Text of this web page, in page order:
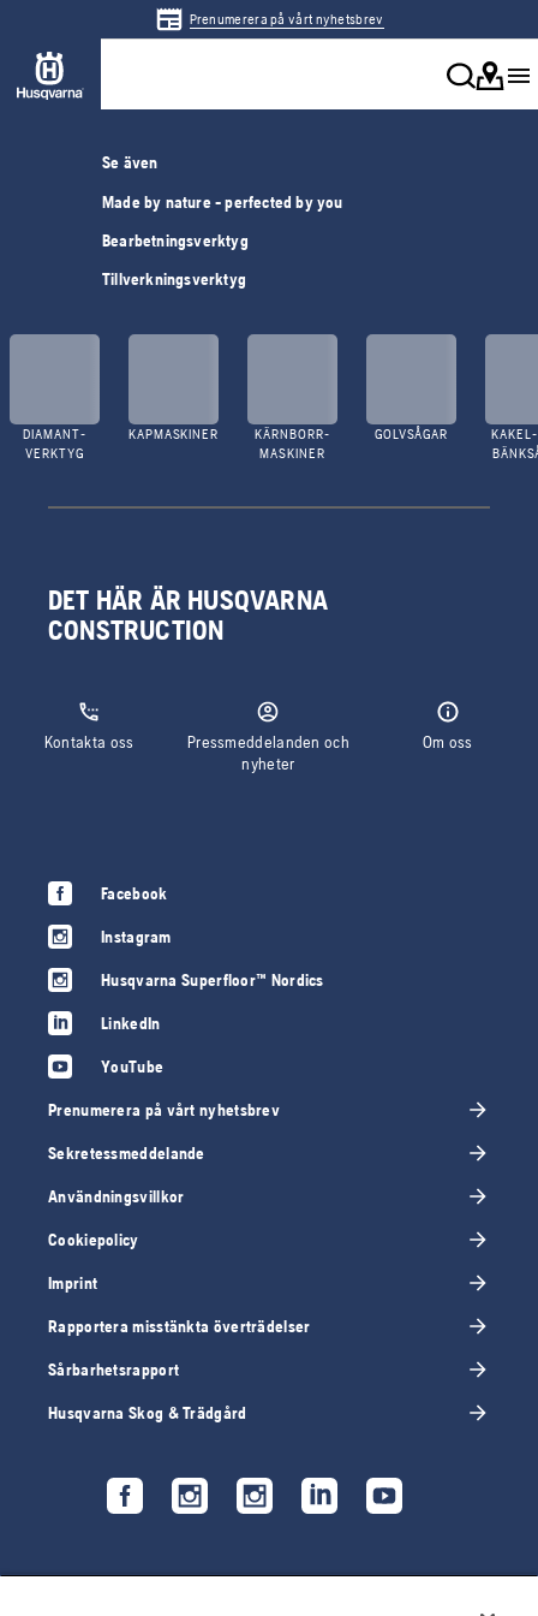
Prenumerera på vårt nyhetsbrev
Se även
Made by nature - perfected by you
Bearbetningsverktyg
Tillverkningsverktyg
DIAMANT-
VERKTYG
KAPMASKINER
KÄRNBORR-
MASKINER
GOLVSÅGAR
DET HÄR ÄR HUSQVARNA
CONSTRUCTION
Kontakta oss
Pressmeddelanden och
nyheter
Om oss
Facebook
Instagram
Husqvarna Superfloor™ Nordics
LinkedIn
YouTube
Prenumerera på vårt nyhetsbrev
Sekretessmeddelande
Användningsvillkor
Cookiepolicy
Imprint
Rapportera misstänkta överträdelser
Sårbarhetsrapport
Husqvarna Skog & Trädgård